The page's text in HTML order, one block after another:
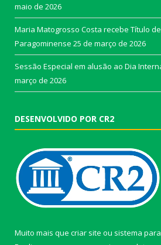
maio de 2026
Maria Matogrosso Costa recebe Título
Paragominense 25 de março de 2026
Sessão Especial em alusão ao Dia
março de 2026
DESENVOLVIDO POR CR2
Muito mais que criar site ou sistema